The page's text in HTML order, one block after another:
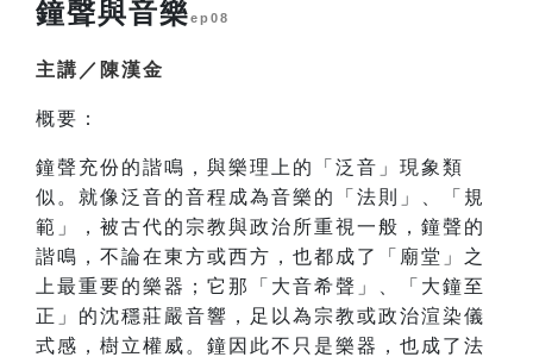
鐘聲與音樂ep08
主講／陳漢金
概要：
鐘聲充份的諧鳴，與樂理上的「泛音」現象類
似。就像泛音的音程成為音樂的「法則」、「規
範」，被古代的宗教與政治所重視一般，鐘聲的
諧鳴，不論在東方或西方，也都成了「廟堂」之
上最重要的樂器；它那「大音希聲」、「大鐘至
正」的沈穩莊嚴音響，足以為宗教或政治渲染儀
式感，樹立權威。鐘因此不只是樂器，也成了法